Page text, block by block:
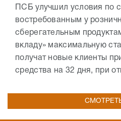
ПСБ улучшил условия по
востребованным у
сберегательным
вкладу» максимальную
получат новые клиенты
средства на 32 дня, при